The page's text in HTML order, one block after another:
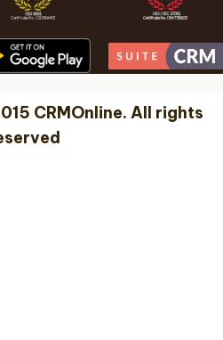
CRMOnline. All rights